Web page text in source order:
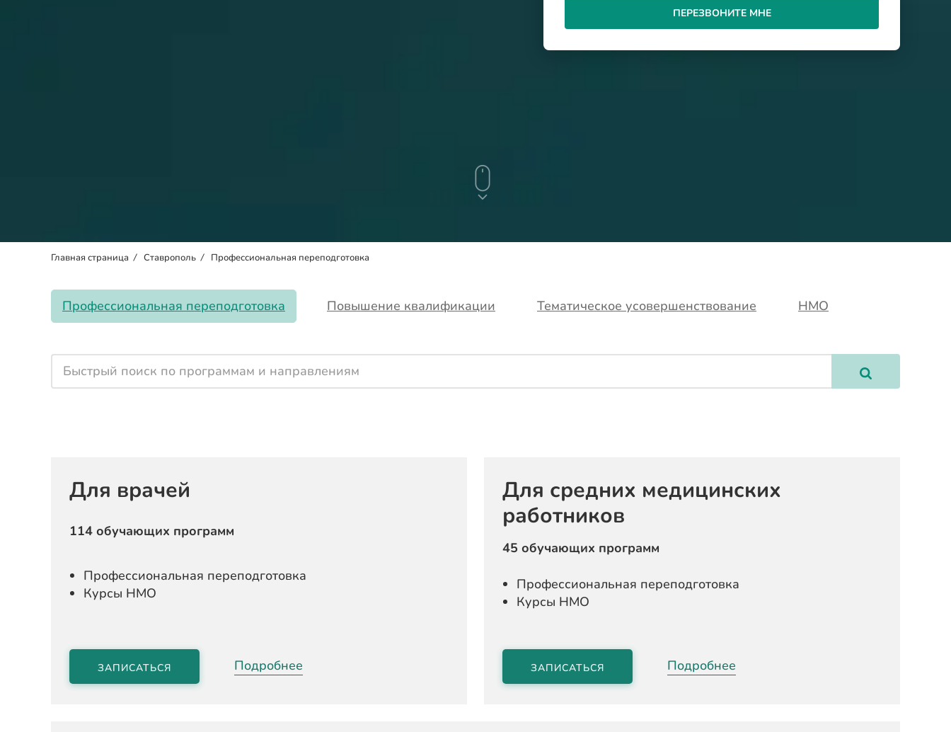
ПЕРЕЗВОНИТЕ МНЕ
Главная страница / Ставрополь / Профессиональная переподготовка
Профессиональная переподготовка Повышение квалификации Тематическое усовершенствование НМО
Для врачей
114 обучающих программ
Профессиональная переподготовка
Курсы НМО
ЗАПИСАТЬСЯ Подробнее
Для средних медицинских
работников
45 обучающих программ
Профессиональная переподготовка
Курсы НМО
ЗАПИСАТЬСЯ Подробнее